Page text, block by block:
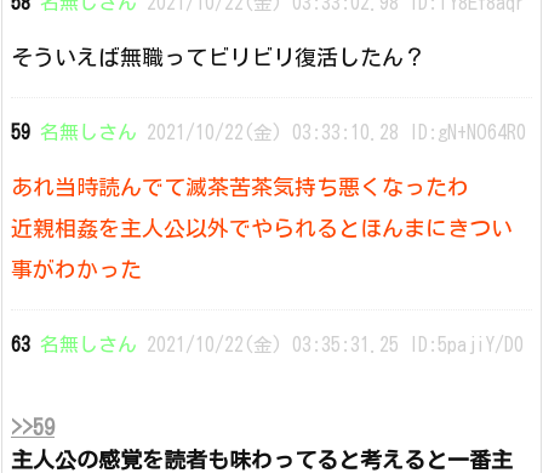
そういえば無職ってビリビリ復活したん？
59 名無しさん 2021/10/22(金) 03:33:10.28 ID:gN+NO64R0
あれ当時読んでて滅茶苦茶気持ち悪くなったわ
近親相姦を主人公以外でやられるとほんまにきつい
事がわかった
63 名無しさん 2021/10/22(金) 03:35:31.25 ID:5pajiY/D0
>>59
主人公の感覚を読者も味わってると考えると一番主